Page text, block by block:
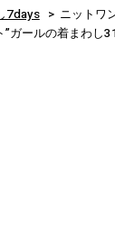
7days
ニットワ
ガールの着まわし